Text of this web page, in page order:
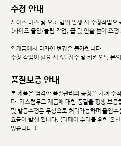
수정 안내
사이즈 미스 및 오차 범위 발생 시 수정작업으
(사이즈 줄임/늘림 작업, 굽 및 인솔 높이 조
완제품에서 디자인 변경은 불가합니다.
수정 작업이 필요 시 AS 접수 및 카카오톡 문
품질보증 안내
본 제품은 엄격한 품질관리와 공정을 거쳐 수
다. 커스텀무드 제품에 대한 품질을 평생 보
및 발등수정은 무상으로 처리가능하며 줄임
요금이 발생 됩니다. (리페어 수리를 위한 옵
있습니다.)